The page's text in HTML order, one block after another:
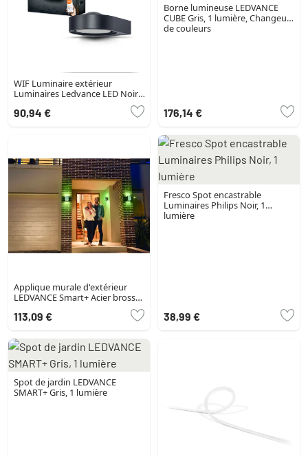
WIF Luminaire extérieur
Luminaires Ledvance LED Noir,
90,94 €
Borne lumineuse LEDVANCE
CUBE Gris, 1 lumière, Changeur
de couleurs
176,14 €
Applique murale d'extérieur
LEDVANCE Smart+ Acier brossé,
113,09 €
Fresco Spot encastrable
Luminaires Philips Noir, 1
lumière
38,99 €
Spot de jardin LEDVANCE
SMART+ Gris, 1 lumière